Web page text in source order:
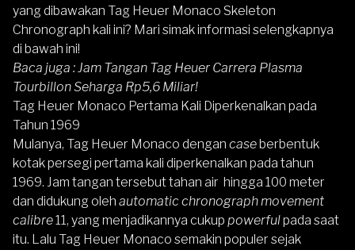
yang dibawakan Tag Heuer Monaco Skeleton
Chronograph kali ini? Mari simak informasi selengkapnya
di bawah ini!
Baca juga :Jam Tangan Tag Heuer Carrera Plasma
Tourbillon Seharga Rp5,6 Miliar!
Tag Heuer Monaco Pertama Kali Diperkenalkan pada
Tahun 1969
Mulanya, Tag Heuer Monaco dengan caseberbentuk
kotak persegi pertama kali diperkenalkan pada tahun
1969. Jam tangan tersebut tahan air hingga 100 meter
dan didukung oleh automatic chronograph movement
calibre11, yang menjadikannya cukup powerfulpada saat
itu. Lalu Tag Heuer Monaco semakin populer sejak